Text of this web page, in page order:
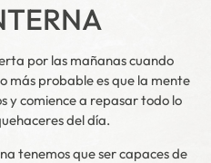
por las mañanas cuando
más probable es que la mente
y comience a repasar todo lo
del día.
tenemos que ser capaces de